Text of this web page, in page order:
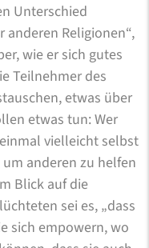
Unterschied
anderen Religionen“,
wie er sich gutes
Teilnehmer des
etwas über
etwas tun: Wer
vielleicht selbst
anderen zu helfen
Blick auf die
sei es, „dass
sich empowern, wo